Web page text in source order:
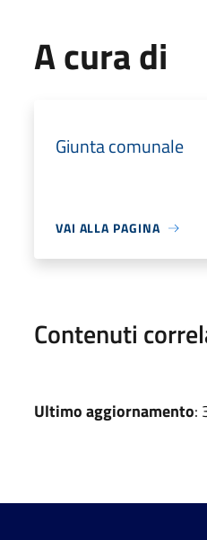
A cura di
Giunta comunale
VAI ALLA PAGINA
Contenuti
Ultimo aggiornamento: